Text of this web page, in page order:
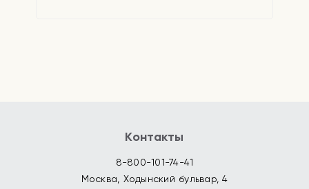
Контакты
8-800-101-74-41
Москва, Ходынский бульвар, 4